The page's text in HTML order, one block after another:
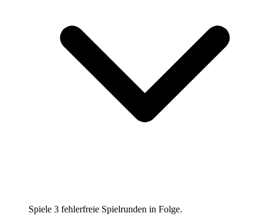
Spiele 3 fehlerfreie Spielrunden in Folge.